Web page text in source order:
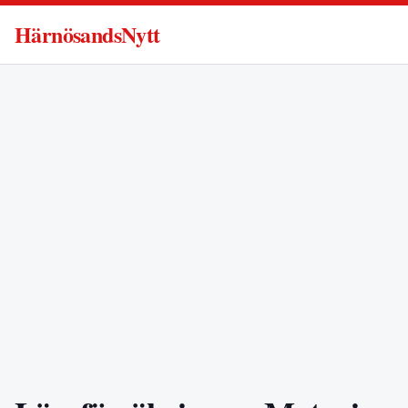
HärnösandsNytt